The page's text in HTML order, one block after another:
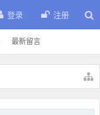
最新留言
登录 注册